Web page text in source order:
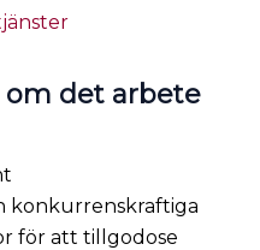
om det arbete
konkurrenskraftiga
för att tillgodose